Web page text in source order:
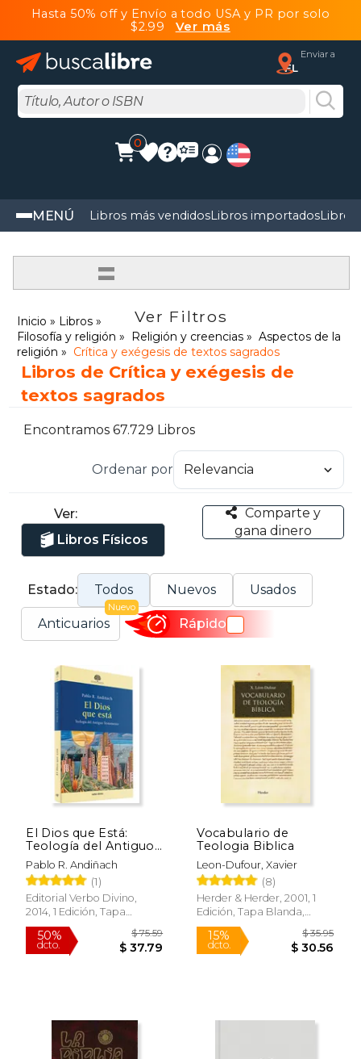
Hasta 50% off y Envío a todo USA y PR por solo
$2.99 Ver más
Enviar a
FL
0
MENÚ Libros más vendidosLibros importadosLibros
=
Ver Filtros
Inicio
Libros
Filosofía y religión
Religión y creencias
Aspectos de la
religión
Crítica y exégesis de textos sagrados
Libros de Crítica y exégesis de
textos sagrados
Encontramos 67.729 Libros
Ordenar por
Ver:
Libros Físicos
Comparte y
gana dinero
Estado: Todos Nuevos Usados
Anticuarios
Nuevo
Rápido
El Dios que Está:
Teología del Antiguo
Testamento (Estudios
Bíblicos)
Pablo R. Andiñach
(1)
Editorial Verbo Divino,
2014, 1 Edición, Tapa
Blanda, Nuevo
50%
dcto.
Vocabulario de
Teologia Biblica
Leon-Dufour, Xavier
(8)
Herder & Herder, 2001, 1
Edición, Tapa Blanda,
Nuevo